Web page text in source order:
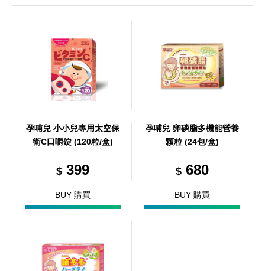
孕哺兒 小小兒專用太空保
衛C口嚼錠 (120粒/盒)
$399
BUY 購買
孕哺兒 卵磷脂多機能營養
顆粒 (24包/盒)
$680
BUY 購買